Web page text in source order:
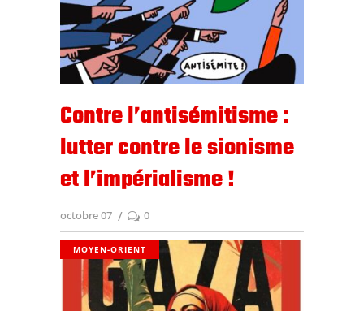
Contre l’antisémitisme :
lutter contre le sionisme
et l’impérialisme !
octobre 07 0
MOYEN-ORIENT